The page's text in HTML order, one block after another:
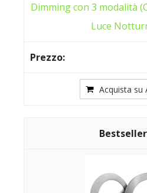
Dimming con 3 modalità
Luce
Acquista su